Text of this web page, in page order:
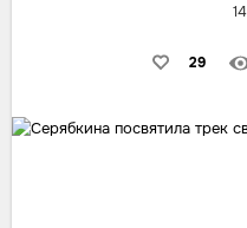
29